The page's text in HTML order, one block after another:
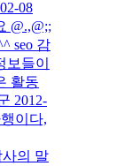
08
@.,@;;
seo 감
들이
활동
2012-
이다,
사의 말